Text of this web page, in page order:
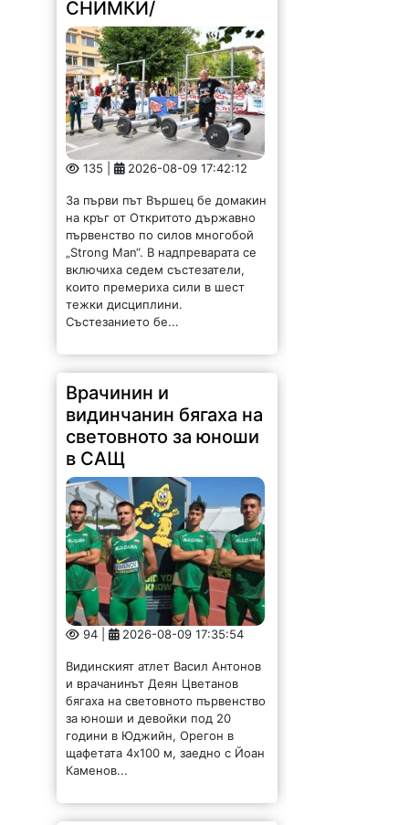
СНИМКИ/
135 | 2026-08-09 17:42:12
За първи път Вършец бе домакин
на кръг от Откритото държавно
първенство по силов многобой
„Strong Man“. В надпреварата се
включиха седем състезатели,
които премериха сили в шест
тежки дисциплини.
Състезанието бе...
Врачинин и
видинчанин бягаха на
световното за юноши
в САЩ
94 | 2026-08-09 17:35:54
Видинският атлет Васил Антонов
и врачанинът Деян Цветанов
бягаха на световното първенство
за юноши и девойки под 20
години в Юджийн, Орегон в
щафетата 4х100 м, заедно с Йоан
Каменов...